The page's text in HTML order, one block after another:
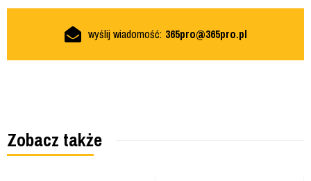
wyślij wiadomość: 365pro@365pro.pl
Zobacz także